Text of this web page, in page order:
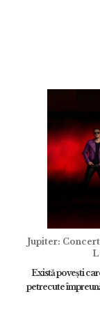
Jupiter:
Există povești
petrecute